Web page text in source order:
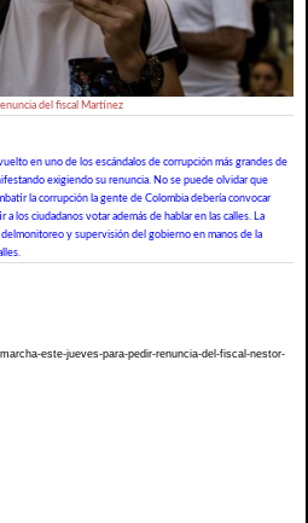
del fiscal Martínez
en uno de los escándalos de corrupción más grandes de
exigiendo su renuncia. No se puede olvidar que
la corrupción la gente de Colombia debería convocar
los ciudadanos votar además de hablar en las calles. La
y supervisión del gobierno en manos de la
este-jueves-para-pedir-renuncia-del-fiscal-nestor-